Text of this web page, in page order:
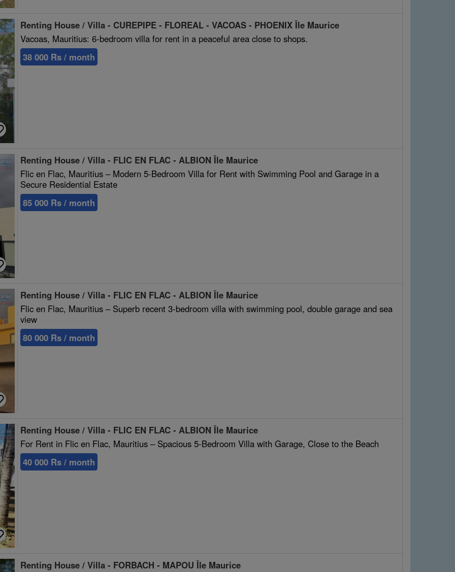
Renting House / Villa - CUREPIPE - FLOREAL - VACOAS - PHOENIX Île Maurice
Vacoas, Mauritius: 6-bedroom villa for rent in a peaceful area close to shops.
38 000 Rs / month
Renting House / Villa - FLIC EN FLAC - ALBION Île Maurice
Flic en Flac, Mauritius – Modern 5-Bedroom Villa for Rent with Swimming Pool and Garage in a
Secure Residential Estate
85 000 Rs / month
Renting House / Villa - FLIC EN FLAC - ALBION Île Maurice
Flic en Flac, Mauritius – Superb recent 3-bedroom villa with swimming pool, double garage and sea
view
80 000 Rs / month
Renting House / Villa - FLIC EN FLAC - ALBION Île Maurice
For Rent in Flic en Flac, Mauritius – Spacious 5-Bedroom Villa with Garage, Close to the Beach
40 000 Rs / month
Renting House / Villa - FORBACH - MAPOU Île Maurice